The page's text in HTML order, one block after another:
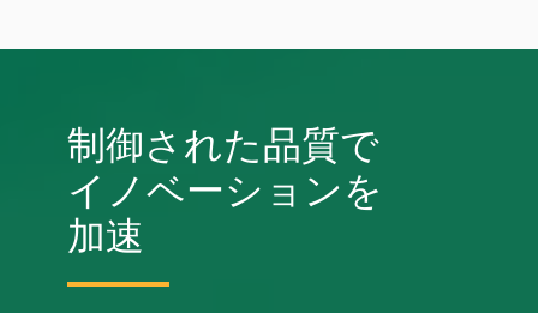
制御された品質で
イノベーションを
加速